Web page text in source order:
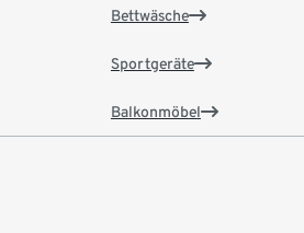
Bettwäsche
Sportgeräte
Balkonmöbel